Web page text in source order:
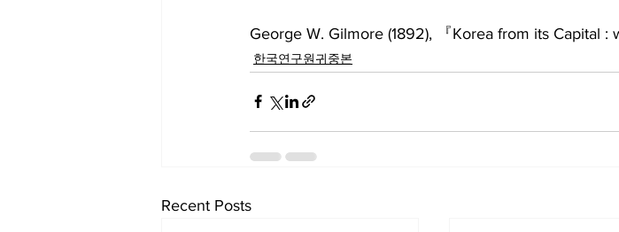
George W. Gilmore (1892), 『Korea from its Capital :
한국연구원귀중본
Recent Posts